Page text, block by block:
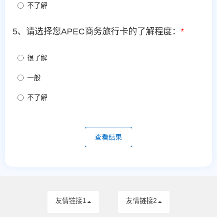
不了解
5、请选择您APEC商务旅行卡的了解程度： *
很了解
一般
不了解
查看结果
友情链接1 友情链接2